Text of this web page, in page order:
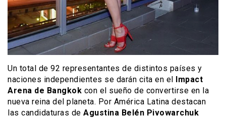
Un total de 92 representantes de distintos países y
naciones independientes se darán cita en el Impact
Arena de Bangkok con el sueño de convertirse en la
nueva reina del planeta. Por América Latina destacan
las candidaturas de Agustina Belén Pivowarchuk